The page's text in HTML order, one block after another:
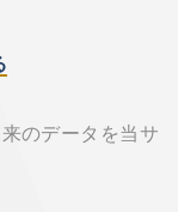
のデータを当サ